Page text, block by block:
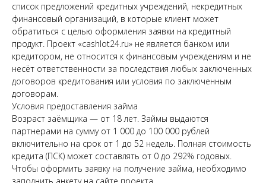
список предложений кредитных учреждений, некредитных
финансовый организаций, в которые клиент может
обратиться с целью оформления заявки на кредитный
продукт. Проект «cashlot24.ru» не является банком или
кредитором, не относится к финансовым учреждениям и не
несёт ответственности за последствия любых заключенных
договоров кредитования или условия по заключенным
договорам.
Условия предоставления займа
Возраст заёмщика — от 18 лет. Займы выдаются
партнерами на сумму от 1 000 до 100 000 рублей
включительно на срок от 1 до 52 недель. Полная стоимость
кредита (ПСК) может составлять от 0 до 292% годовых.
Чтобы оформить заявку на получение займа, необходимо